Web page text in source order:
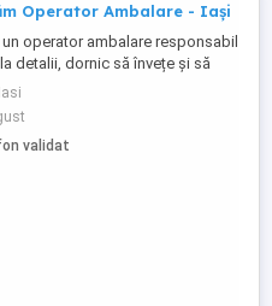
Operator Ambalare - Iași
un operator ambalare responsabil
detalii, dornic să învețe și să
un mediu dinamic, cu
controlate! Dacă ai experiență
ambalării sau al producției și
de muncă stabil, echipa
validat